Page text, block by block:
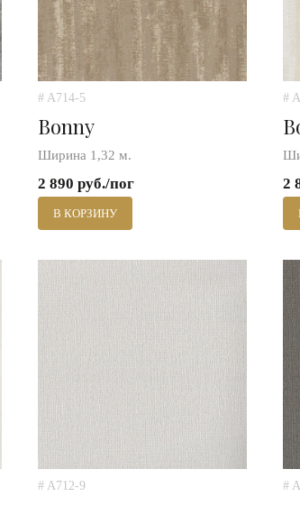
# A714-5
Bonny
Ширина 1,32 м.
2 890 руб./пог
В КОРЗИНУ
#
2
# A712-9 #